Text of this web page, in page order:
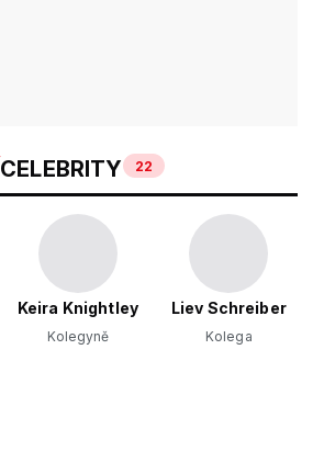
CELEBRITY 22
Keira Knightley
Kolegyně
Liev Schreiber
Kolega